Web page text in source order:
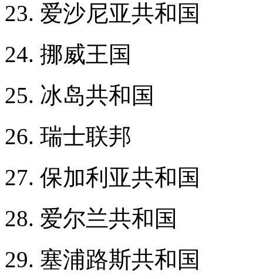
23. 爱沙尼亚共和国
24. 挪威王国
25. 冰岛共和国
26. 瑞士联邦
27. 保加利亚共和国
28. 爱尔兰共和国
29. 塞浦路斯共和国